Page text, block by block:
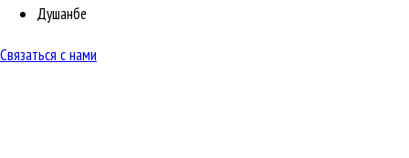
Душанбе
Связаться с нами